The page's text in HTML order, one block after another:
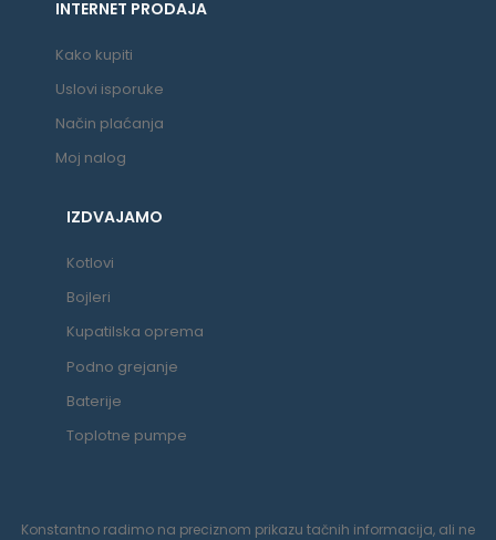
INTERNET PRODAJA
Kako kupiti
Uslovi isporuke
Način plaćanja
Moj nalog
IZDVAJAMO
Kotlovi
Bojleri
Kupatilska oprema
Podno grejanje
Baterije
Toplotne pumpe
Konstantno radimo na preciznom prikazu tačnih informacija, ali ne